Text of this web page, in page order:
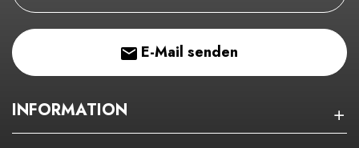
E-Mail senden
INFORMATION